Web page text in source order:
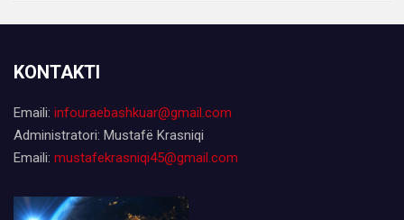
KONTAKTI
Emaili: infouraebashkuar@gmail.com
Administratori: Mustafë Krasniqi
Emaili: mustafekrasniqi45@gmail.com